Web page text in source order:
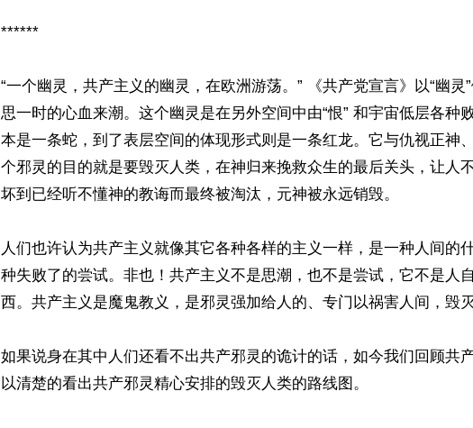
******
“一个幽灵，共产主义的幽灵，在欧洲游荡。” 《共产党宣言》以“幽灵
思一时的心血来潮。这个幽灵是在另外空间中由“恨” 和宇宙低层各种
本是一条蛇，到了表层空间的体现形式则是一条红龙。它与仇视正神
个邪灵的目的就是要毁灭人类，在神归来挽救众生的最后关头，让人
坏到已经听不懂神的教诲而最终被淘汰，元神被永远销毁。
人们也许认为共产主义就像其它各种各样的主义一样，是一种人间的
种失​​败了的尝试。非也！共产主义不是思潮，也不是尝试，它不是人
西。共产主义是魔鬼教义，是邪灵强加给人的、专门以祸害人间，毁
如果说身在其中人们还看不出共产邪灵的诡计的话，如今我们回顾共
以清楚的看出共产邪灵精心安排的毁灭人类的路线图。